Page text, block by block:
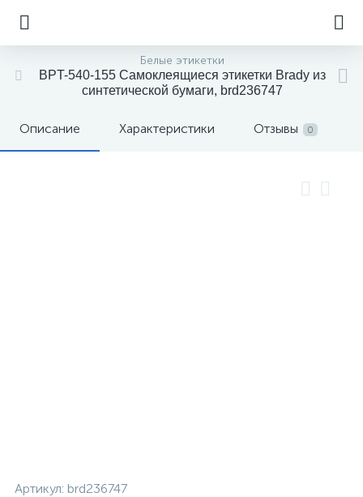
Белые этикетки
BPT-540-155 Самоклеящиеся этикетки Brady из
синтетической бумаги, brd236747
Описание Характеристики Отзывы 0
Артикул: brd236747